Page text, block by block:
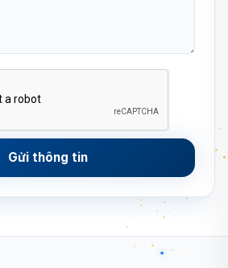
Gửi thông tin